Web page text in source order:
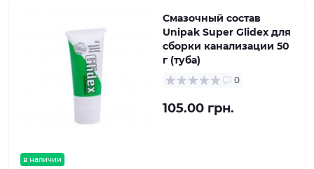
в наличии
Смазочный состав
Unipak Super Glidex для
сборки канализации 50
г (туба)
0
105.00 грн.